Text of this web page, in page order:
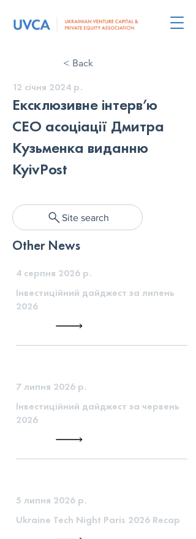
< Back
12 січня 2024 р.
Ексклюзивне інтерв’ю
CEO асоціації Дмитра
Кузьменка виданню
KyivPost
Site search
Other News
4 серпня 2026 р.
Інвестиційний дайджест за липень
2026
7 липня 2026 р.
Інвестиційний дайджест за червень
2026
5 липня 2026 р.
Ukraine Tech Night Paris 2026 Recap